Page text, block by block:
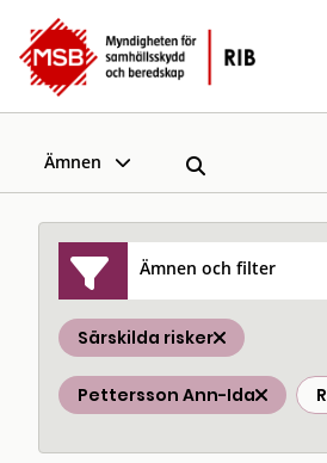
Ämnen
Ämnen och filter
Särskilda risker
Pettersson Ann-Ida